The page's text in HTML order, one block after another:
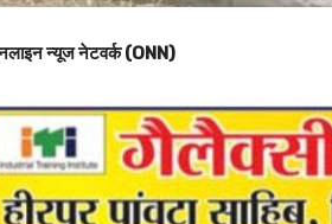
न्यूज नेटवर्क (ONN)